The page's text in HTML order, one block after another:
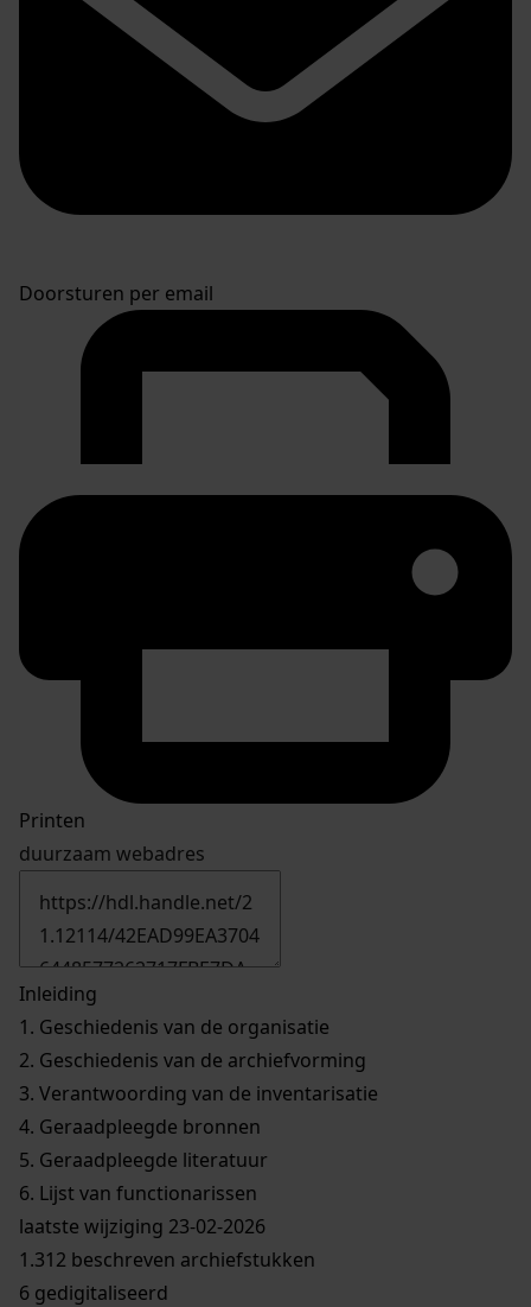
Doorsturen per email
Printen
duurzaam webadres
Inleiding
1. Geschiedenis van de organisatie
2. Geschiedenis van de archiefvorming
3. Verantwoording van de inventarisatie
4. Geraadpleegde bronnen
5. Geraadpleegde literatuur
6. Lijst van functionarissen
laatste wijziging 23-02-2026
1.312 beschreven archiefstukken
6 gedigitaliseerd